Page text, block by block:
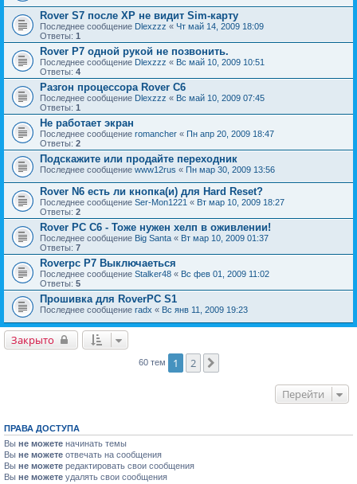
Rover S7 после ХР не видит Sim-карту
Последнее сообщение Dlexzzz « Чт май 14, 2009 18:09
Ответы: 1
Rover P7 одной рукой не позвонить.
Последнее сообщение Dlexzzz « Вс май 10, 2009 10:51
Ответы: 4
Разгон процессора Rover C6
Последнее сообщение Dlexzzz « Вс май 10, 2009 07:45
Ответы: 1
Не работает экран
Последнее сообщение romancher « Пн апр 20, 2009 18:47
Ответы: 2
Подскажите или продайте переходник
Последнее сообщение www12rus « Пн мар 30, 2009 13:56
Rover N6 есть ли кнопка(и) для Hard Reset?
Последнее сообщение Ser-Mon1221 « Вт мар 10, 2009 18:27
Ответы: 2
Rover PC C6 - Тоже нужен хелп в оживлении!
Последнее сообщение Big Santa « Вт мар 10, 2009 01:37
Ответы: 7
Rоverpc P7 Выключаеться
Последнее сообщение Stalker48 « Вс фев 01, 2009 11:02
Ответы: 5
Прошивка для RoverPC S1
Последнее сообщение radx « Вс янв 11, 2009 19:23
Закрыто
60 тем 1 2
Перейти
ПРАВА ДОСТУПА
Вы не можете начинать темы
Вы не можете отвечать на сообщения
Вы не можете редактировать свои сообщения
Вы не можете удалять свои сообщения